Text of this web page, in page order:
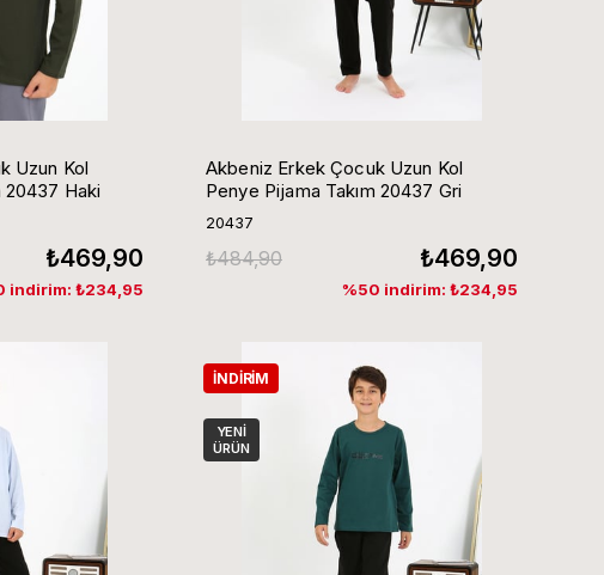
Uzun Kol
20437 Haki
₺469,90
indirim: ₺234,95
Akbeniz Erkek Çocuk Uzun Kol
Penye Pijama Takım 20437 Gri
20437
₺469,90
₺484,90
%50 indirim: ₺234,95
İNDIRIM
YENI
ÜRÜN